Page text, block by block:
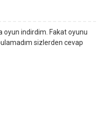
oyun indirdim. Fakat oyunu
sizlerden cevap